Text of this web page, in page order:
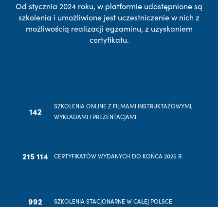
Od stycznia 2024 roku, w platformie udostępnione są
szkolenia i umożliwione jest uczestniczenie w nich z
możliwością realizacji egzaminu, z uzyskaniem
certyfikatu.
142
SZKOLENIA ONLINE Z FILMAMI INSTRUKTAŻOWYMI,
WYKŁADAMI I PREZENTACJAMI
215 114 CERTYFIKATÓW WYDANYCH DO KOŃCA 2025 R.
992 SZKOLENIA STACJONARNE W CAŁEJ POLSCE